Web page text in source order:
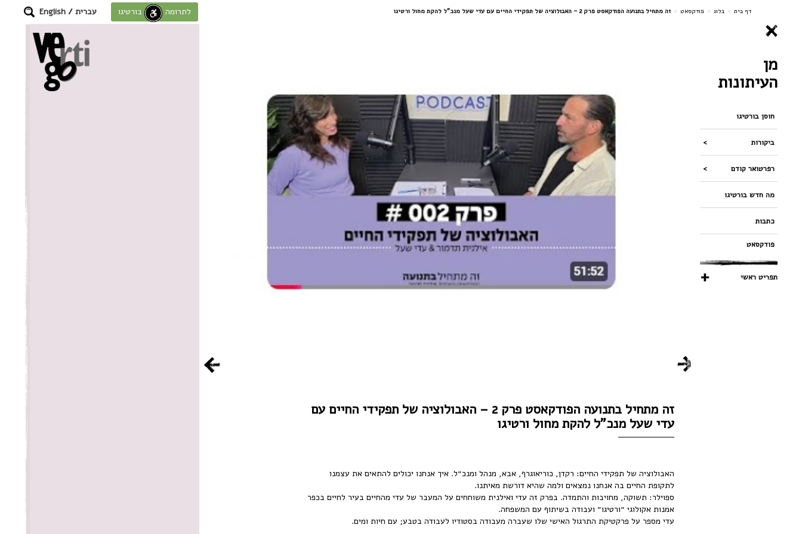
דף בית > בלוג > פודקסאט > זה מתחיל בתנועה הפודקאסט פרק 2 – האבולוציה של תפקידי החיים עם עדי שעל מנכ"ל להקת מחול ורטיגו לתרומה לחוסן בורטיגו עברית /
English
מן
העיתונות
חוסן בורטיגו
ביקורות
רפרטואר קודם
מה חדש בורטיגו
כתבות
פודקסאט
תפריט ראשי
זה מתחיל בתנועה הפודקאסט פרק 2 – האבולוציה של תפקידי החיים עם
עדי שעל מנכ"ל להקת מחול ורטיגו
האבולוציה של תפקידי החיים: רקדן, כוריאוגרף, אבא, מנהל ומנכ״ל. איך אנחנו יכולים להתאים את עצמנו
לתקופת החיים בה אנחנו נמצאים ולמה שהיא דורשת מאיתנו.
ספוילר: תשוקה, מחויבות והתמדה. בפרק זה עדי ואילנית משוחחים על המעבר של עדי מהחיים בעיר לחיים בכפר
אמנות אקולוגי ״ורטיגו״ ועבודה בשיתוף עם המשפחה.
עדי מספר על פרקטיקת התרגול האישי שלו שעברה מעבודה בסטודיו לעבודה בטבע; עם חיות ומים.
ניווט במקלדת ניווט במקלדת